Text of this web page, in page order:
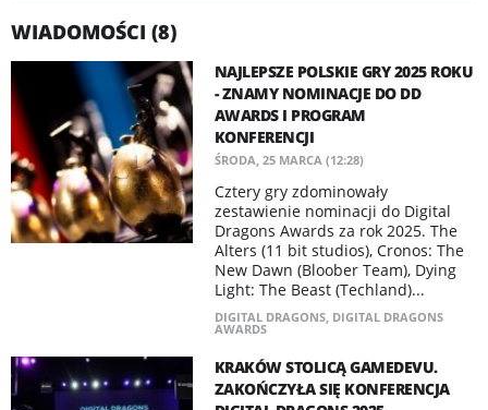
WIADOMOŚCI (8)
NAJLEPSZE POLSKIE GRY 2025 ROKU
- ZNAMY NOMINACJE DO DD
AWARDS I PROGRAM
KONFERENCJI
ŚRODA, 25 MARCA (12:28)
Cztery gry zdominowały
zestawienie nominacji do Digital
Dragons Awards za rok 2025. The
Alters (11 bit studios), Cronos: The
New Dawn (Bloober Team), Dying
Light: The Beast (Techland)...
DIGITAL DRAGONS, DIGITAL DRAGONS
AWARDS
KRAKÓW STOLICĄ GAMEDEVU.
ZAKOŃCZYŁA SIĘ KONFERENCJA